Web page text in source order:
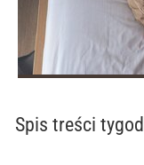
Spis treści